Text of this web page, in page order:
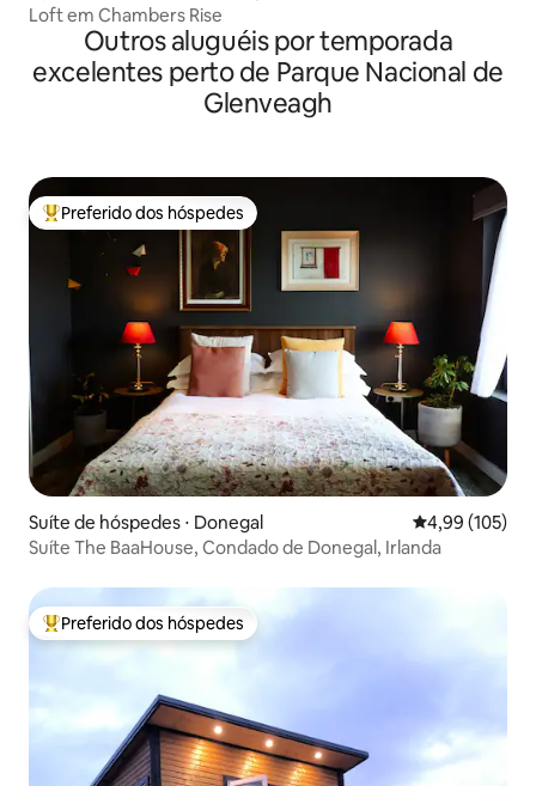
Loft em Chambers Rise
Outros aluguéis por temporada
excelentes perto de Parque Nacional de
Glenveagh
Entre os melhores preferidos dos hóspedes
Preferido dos hóspedes
Suíte de hóspedes ⋅ Donegal 4,99 de uma
4,99 (105)
Suíte The BaaHouse, Condado de Donegal, Irlanda
Entre os melhores preferidos dos hóspedes
Preferido dos hóspedes